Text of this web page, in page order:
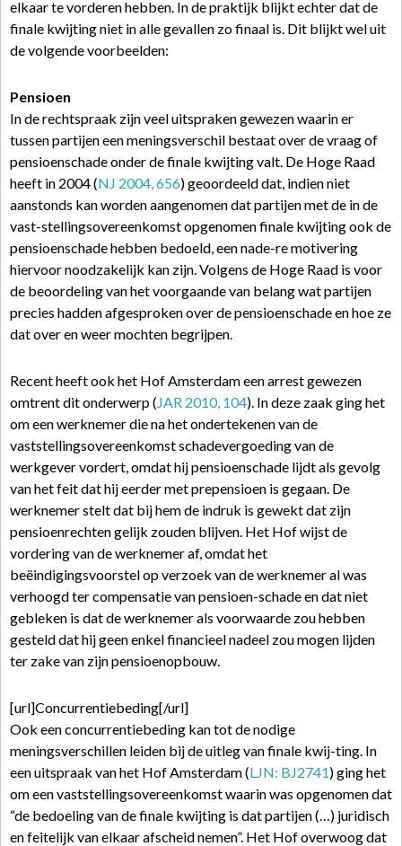
elkaar te vorderen hebben. In de praktijk blijkt echter dat de
finale kwijting niet in alle gevallen zo finaal is. Dit blijkt wel uit
de volgende voorbeelden:
Pensioen
In de rechtspraak zijn veel uitspraken gewezen waarin er
tussen partijen een meningsverschil bestaat over de vraag of
pensioenschade onder de finale kwijting valt. De Hoge Raad
heeft in 2004 (NJ 2004, 656) geoordeeld dat, indien niet
aanstonds kan worden aangenomen dat partijen met de in de
vast-stellingsovereenkomst opgenomen finale kwijting ook de
pensioenschade hebben bedoeld, een nade-re motivering
hiervoor noodzakelijk kan zijn. Volgens de Hoge Raad is voor
de beoordeling van het voorgaande van belang wat partijen
precies hadden afgesproken over de pensioenschade en hoe ze
dat over en weer mochten begrijpen.
Recent heeft ook het Hof Amsterdam een arrest gewezen
omtrent dit onderwerp (JAR 2010, 104). In deze zaak ging het
om een werknemer die na het ondertekenen van de
vaststellingsovereenkomst schadevergoeding van de
werkgever vordert, omdat hij pensioenschade lijdt als gevolg
van het feit dat hij eerder met prepensioen is gegaan. De
werknemer stelt dat bij hem de indruk is gewekt dat zijn
pensioenrechten gelijk zouden blijven. Het Hof wijst de
vordering van de werknemer af, omdat het
beëindigingsvoorstel op verzoek van de werknemer al was
verhoogd ter compensatie van pensioen-schade en dat niet
gebleken is dat de werknemer als voorwaarde zou hebben
gesteld dat hij geen enkel financieel nadeel zou mogen lijden
ter zake van zijn pensioenopbouw.
[url]Concurrentiebeding[/url]
Ook een concurrentiebeding kan tot de nodige
meningsverschillen leiden bij de uitleg van finale kwij-ting. In
een uitspraak van het Hof Amsterdam (LJN: BJ2741) ging het
om een vaststellingsovereenkomst waarin was opgenomen dat
“de bedoeling van de finale kwijting is dat partijen (…) juridisch
en feitelijk van elkaar afscheid nemen”. Het Hof overwoog dat